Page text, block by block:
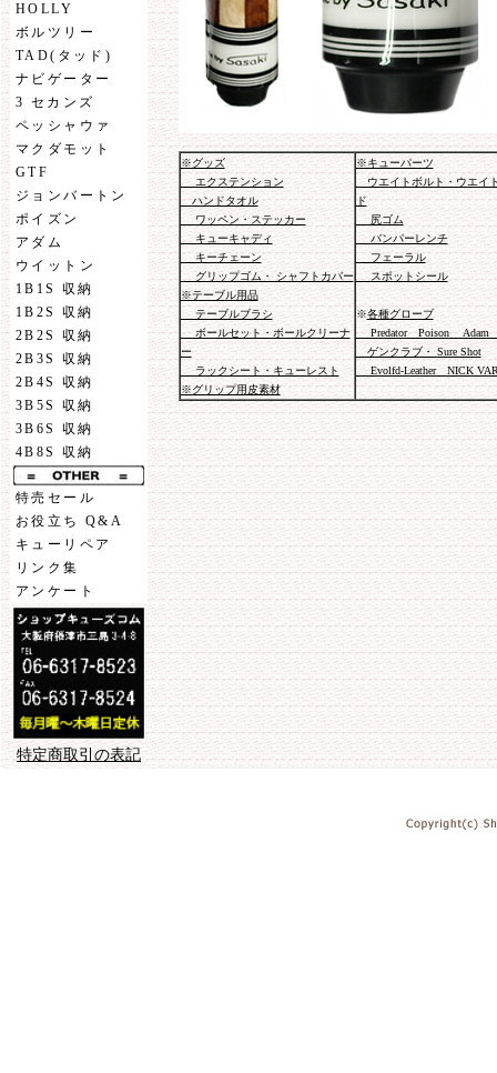
HOLLY
ボルツリー
TAD(タッド)
ナビゲーター
3 セカンズ
ペッシャウァ
マクダモット
GTF
ジョンバートン
ポイズン
アダム
ウイットン
1B1S 収納
1B2S 収納
2B2S 収納
2B3S 収納
2B4S 収納
3B5S 収納
3B6S 収納
4B8S 収納
特売セール
お役立ち Q&A
キューリペア
リンク集
アンケート
特定商取引の表記
※グッズ
エクステンション
ハンドタオル
ワッペン・ステッカー
キューキャディ
キーチェーン
グリップゴム・ シャフトカバー
※テーブル用品
テーブルブラシ
ボールセット・ボールクリーナ
ー
ラックシート・キューレスト
※グリップ用皮素材
※キューパーツ
ウエイトボルト・ウエイ
ド
尻ゴム
バンパーレンチ
フェーラル
スポットシール
※各種グローブ
Predator Poison Adam
ゲンクラブ・ Sure Shot
Evolfd-Leather NICK